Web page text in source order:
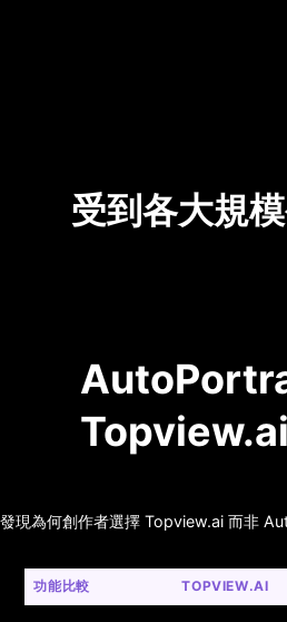
受到各大規
發現為何創作者選擇 Topview.ai 而非
功能比較 TOPVIEW.AI